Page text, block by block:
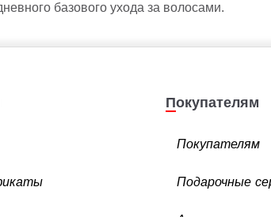
базового ухода за волосами.
Покупателям
Покупателям
Подарочные